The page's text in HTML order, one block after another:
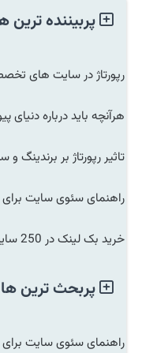
پربیننده ترین
رپورتاژ در سایت های
هرآنچه باید درباره دنیای
تاثیر رپورتاژ بر برندینگ و
راهنمای سئوی سایت
خرید بک لینک در 250 سایت چه مزایایی دارد؟
پربحث ترین ها
راهنمای سئوی سایت